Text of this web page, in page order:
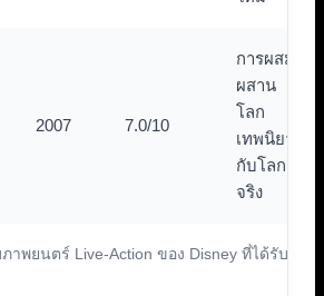
ภาพยนตร์ Live-Action ของ Disney ที่ได้รับ
2007 7.0/10
การผสม
ผสาน
โลก
เทพนิยาย
กับโลก
จริง